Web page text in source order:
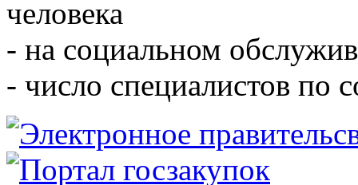
человека
- на социальном
- число специалистов по